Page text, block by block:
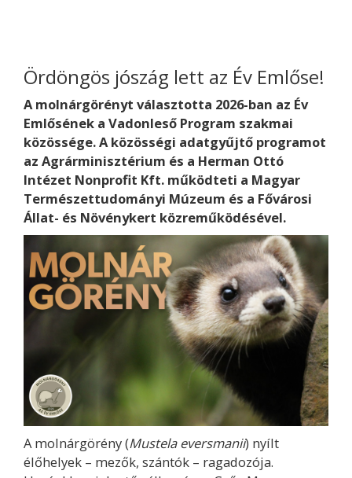
Ördöngös jószág lett az Év Emlőse!
A molnárgörényt választotta 2026-ban az Év
Emlősének a Vadonleső Program szakmai
közössége. A közösségi adatgyűjtő programot
az Agrárminisztérium és a Herman Ottó
Intézet Nonprofit Kft. működteti a Magyar
Természettudományi Múzeum és a Fővárosi
Állat- és Növénykert közreműködésével.
A molnárgörény (Mustela eversmanii) nyílt
élőhelyek – mezők, szántók – ragadozója.